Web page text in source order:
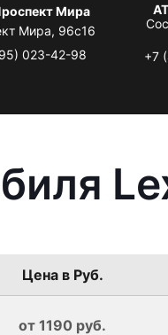
Мира
Мира, 96с16
023-42-98
+7
Цена в Руб.
от 1190 руб.